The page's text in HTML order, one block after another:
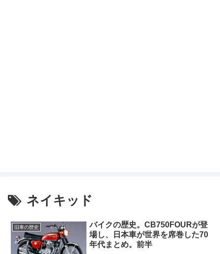
ネイキッド
旧車の歴史
バイクの歴史。CB750FOURが登
場し、日本車が世界を席巻した70
年代まとめ。前半